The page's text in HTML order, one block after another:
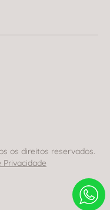
os direitos reservados.
Privacidade